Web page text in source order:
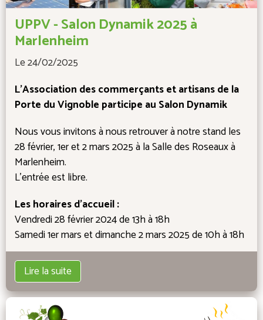
UPPV - Salon Dynamik 2025 à
Marlenheim
Le 24/02/2025
L'Association des commerçants et artisans de la
Porte du Vignoble participe au Salon Dynamik
Nous vous invitons à nous retrouver à notre stand les
28 février, 1er et 2 mars 2025 à la Salle des Roseaux à
Marlenheim.
L'entrée est libre.
Les horaires d'accueil :
Vendredi 28 février 2024 de 13h à 18h
Samedi 1er mars et dimanche 2 mars 2025 de 10h à 18h
Lire la suite